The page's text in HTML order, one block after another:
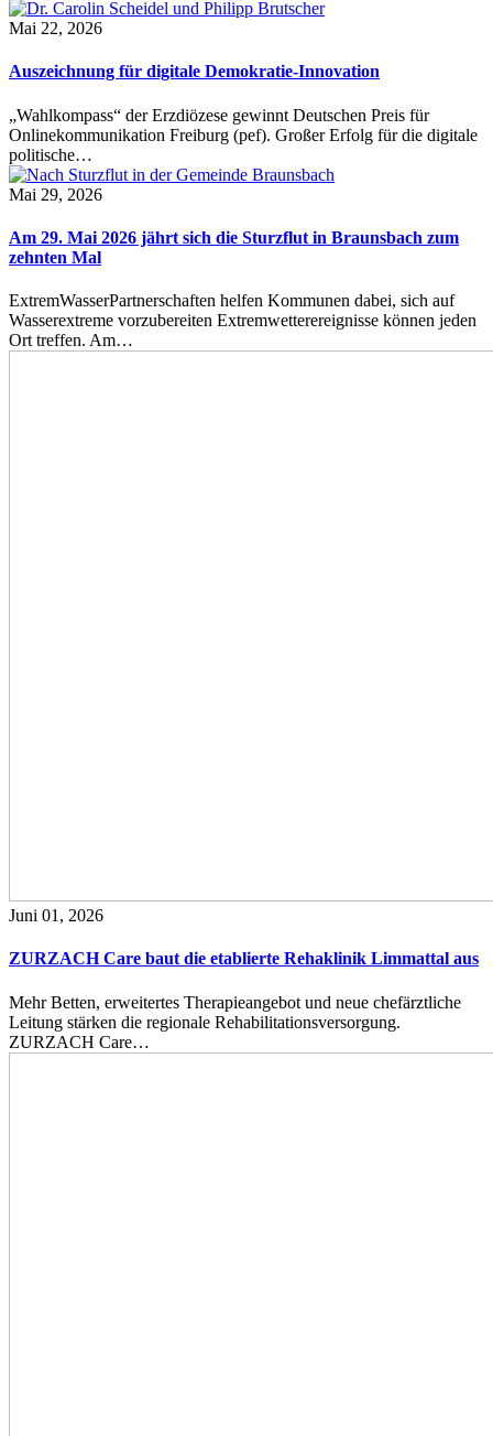
Mai 22, 2026
Auszeichnung für digitale Demokratie-Innovation
„Wahlkompass“ der Erzdiözese gewinnt Deutschen Preis für
Onlinekommunikation Freiburg (pef). Großer Erfolg für die digitale
politische…
Mai 29, 2026
Am 29. Mai 2026 jährt sich die Sturzflut in Braunsbach zum
zehnten Mal
ExtremWasserPartnerschaften helfen Kommunen dabei, sich auf
Wasserextreme vorzubereiten Extremwetterereignisse können jeden
Ort treffen. Am…
Juni 01, 2026
ZURZACH Care baut die etablierte Rehaklinik Limmattal aus
Mehr Betten, erweitertes Therapieangebot und neue chefärztliche
Leitung stärken die regionale Rehabilitationsversorgung.
ZURZACH Care…